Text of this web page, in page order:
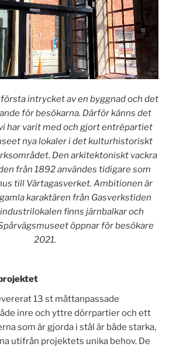
intrycket av en byggnad och det
för besökarna. Därför känns det
har varit med och gjort entrépartiet
nya lokaler i det kulturhistoriskt
Den arkitektoniskt vackra
från 1892 användes tidigare som
till Värtagasverket. Ambitionen är
karaktären från Gasverkstiden
finns järnbalkar och
öppnar för besökare
2021.
13 st måttanpassade
inre och yttre dörrpartier och ett
som är gjorda i stål är både starka,
utifrån projektets unika behov. De